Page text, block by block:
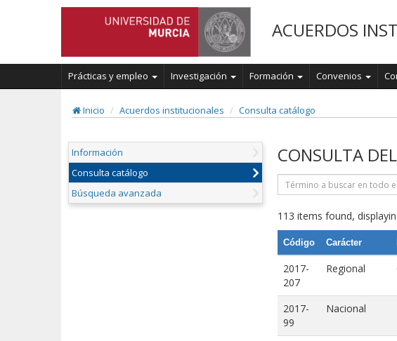
ACUERDOS
Prácticas y empleo Investigación Formación Convenios
Inicio Acuerdos institucionales Consulta catálogo
Información
Consulta catálogo
Búsqueda avanzada
CONSULTA
113 items found,
Código Carácter
2017-
207
Regional
2017-
99
Nacional